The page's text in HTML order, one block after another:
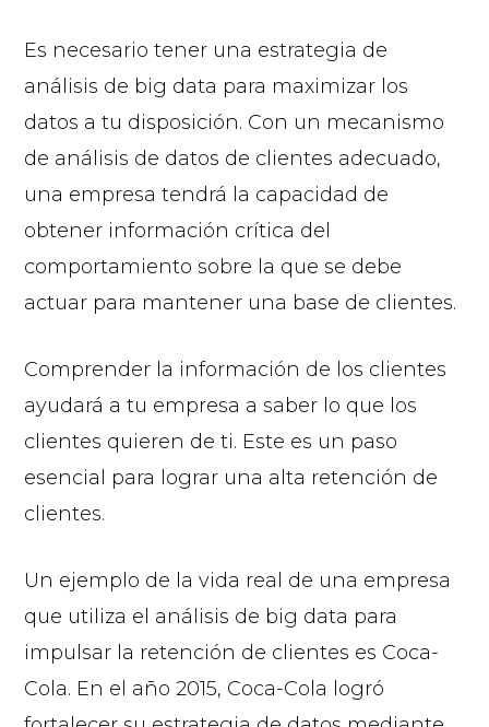
Es necesario tener una estrategia de
análisis de big data para maximizar los
datos a tu disposición. Con un mecanismo
de análisis de datos de clientes adecuado,
una empresa tendrá la capacidad de
obtener información crítica del
comportamiento sobre la que se debe
actuar para mantener una base de clientes.
Comprender la información de los clientes
ayudará a tu empresa a saber lo que los
clientes quieren de ti. Este es un paso
esencial para lograr una alta retención de
clientes.
Un ejemplo de la vida real de una empresa
que utiliza el análisis de big data para
impulsar la retención de clientes es Coca-
Cola. En el año 2015, Coca-Cola logró